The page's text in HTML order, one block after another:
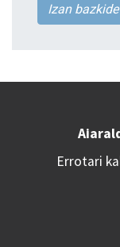
Izan bazkide
Errotari